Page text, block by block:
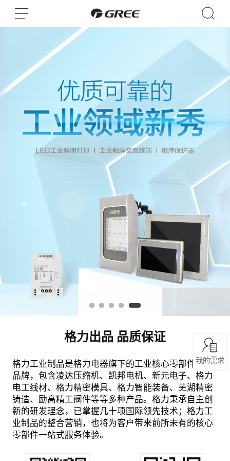
格力出品 品质保证
格力工业制品是格力电器旗下的工业核心零部件产品
品牌，包含凌达压缩机、凯邦电机、新元电子、格力
电工线材、格力精密模具、格力智能装备、芜湖精密
铸造、励高精工阀件等等多种产品。格力秉承自主创
新的研发理念，已掌握几十项国际领先技术；格力工
业制品的整合营销，也将为客户带来前所未有的核心
零部件一站式服务体验。
我的需求